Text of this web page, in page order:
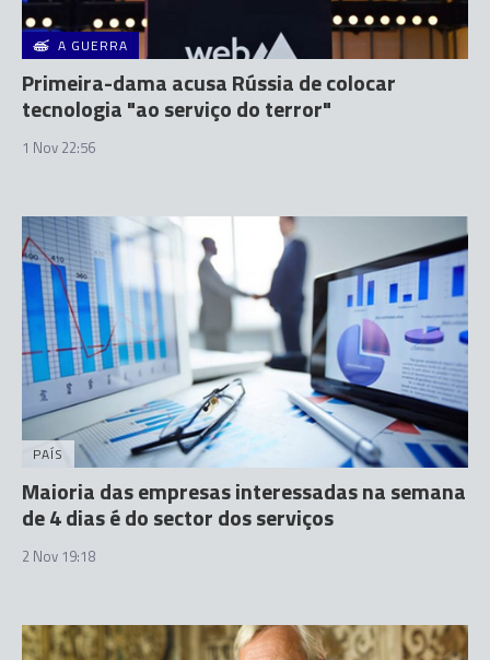
A GUERRA
Primeira-dama acusa Rússia de colocar
tecnologia "ao serviço do terror"
1 Nov 22:56
PAÍS
Maioria das empresas interessadas na semana
de 4 dias é do sector dos serviços
2 Nov 19:18